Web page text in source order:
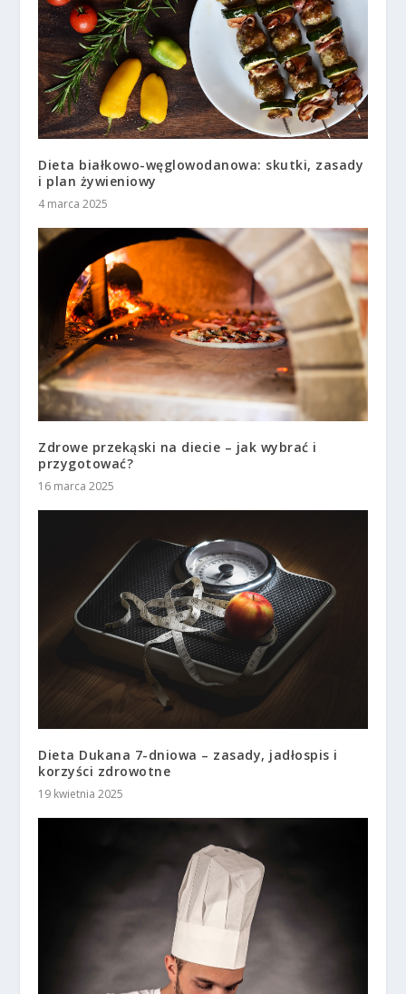
Dieta białkowo-węglowodanowa: skutki, zasady
i plan żywieniowy
4 marca 2025
Zdrowe przekąski na diecie – jak wybrać i
przygotować?
16 marca 2025
Dieta Dukana 7-dniowa – zasady, jadłospis i
korzyści zdrowotne
19 kwietnia 2025